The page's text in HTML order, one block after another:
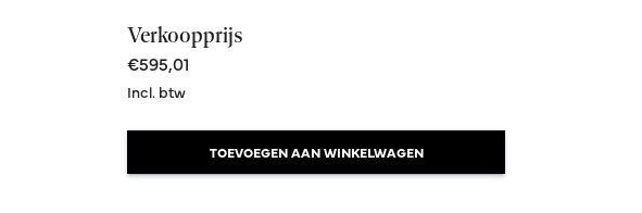
Verkoopprijs
€595,01
Incl. btw
TOEVOEGEN AAN WINKELWAGEN